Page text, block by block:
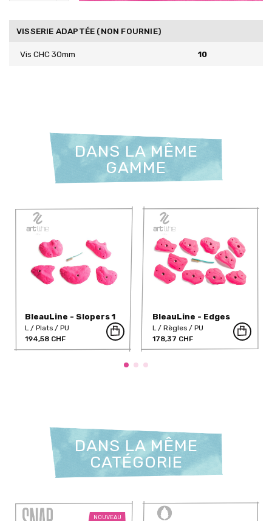
VISSERIE ADAPTÉE (NON FOURNIE)
Vis CHC 30mm 10
DANS LA MÊME
GAMME
BleauLine - Slopers 1
(PU)
L Plats
PU
194,58 CHF
BleauLine - Edges
(PU)
L Règles
PU
178,37 CHF
DANS LA MÊME
CATÉGORIE
NOUVEAU